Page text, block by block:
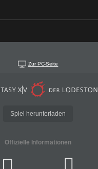
Zur PC-Seite
Spiel herunterladen
Offizielle Informationen